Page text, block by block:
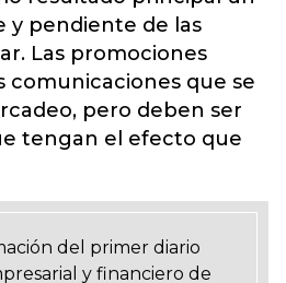
y pendiente de las
Las promociones
comunicaciones que se
pero deben ser
tengan el efecto que
del primer diario
y financiero de